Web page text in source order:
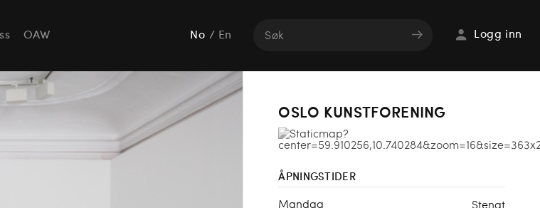
OAW No / En Logg inn
OSLO KUNSTFORENING
ÅPNINGSTIDER
Mandag Stengt